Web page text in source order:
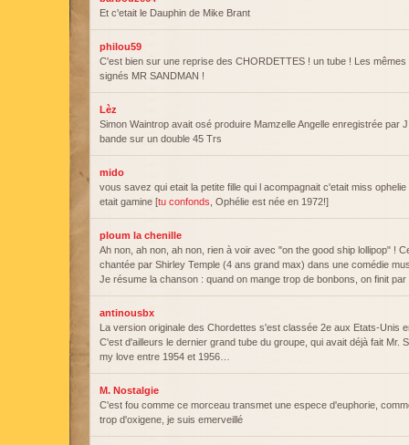
Et c'etait le Dauphin de Mike Brant
philou59
C'est bien sur une reprise des CHORDETTES ! un tube ! Les mêmes
signés MR SANDMAN !
Lèz
Simon Waintrop avait osé produire Mamzelle Angelle enregistrée par
bande sur un double 45 Trs
mido
vous savez qui etait la petite fille qui l acompagnait c'etait miss
etait gamine [tu confonds , Ophélie est née en 1972!]
ploum la chenille
Ah non, ah non, ah non, rien à voir avec "on the good ship lollipop" !
chantée par Shirley Temple (4 ans grand max) dans une comédie
Je résume la chanson : quand on mange trop de bonbons, on finit
antinousbx
La version originale des Chordettes s'est classée 2e aux Etats-Unis
C'est d'ailleurs le dernier grand tube du groupe, qui avait déjà fait Mr.
my love entre 1954 et 1956…
M. Nostalgie
C'est fou comme ce morceau transmet une espece d'euphorie,
trop d'oxigene, je suis emerveillé